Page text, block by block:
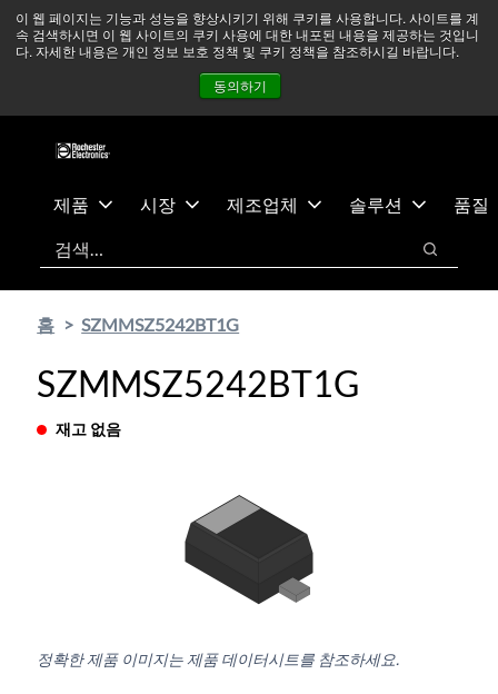
이 웹 페이지는 기능과 성능을 향상시키기 위해 쿠키를 사용합니다. 사이트를 계
속 검색하시면 이 웹 사이트의 쿠키 사용에 대한 내포된 내용을 제공하는 것입니
다. 자세한 내용은 개인 정보 보호 정책 및 쿠키 정책을 참조하시길 바랍니다.
동의하기
츠
건
중동 지역 상황을 지속적으로 주시하고 있으며, 모든 서비스는
정상적으로 운영되고 있습니다. 더 읽어보기 →
뉴스
문의하기
제품 시장 제조업체 솔루션
품질
검색
검색
홈 SZMMSZ5242BT1G
SZMMSZ5242BT1G
재고 없음
정확한 제품 이미지는 제품 데이터시트를 참조하세요.